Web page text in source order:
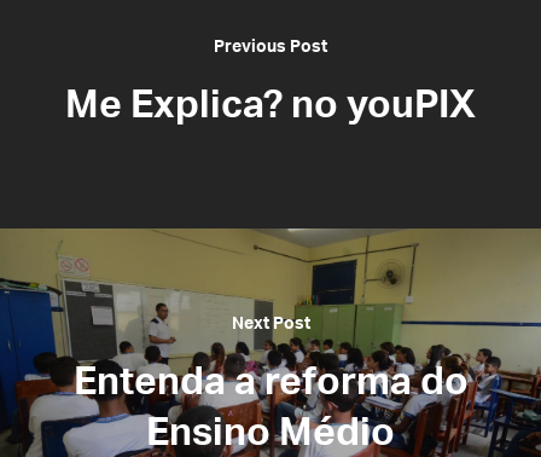
Previous Post
Me Explica? no youPIX
Next Post
Entenda a reforma do
Ensino Médio